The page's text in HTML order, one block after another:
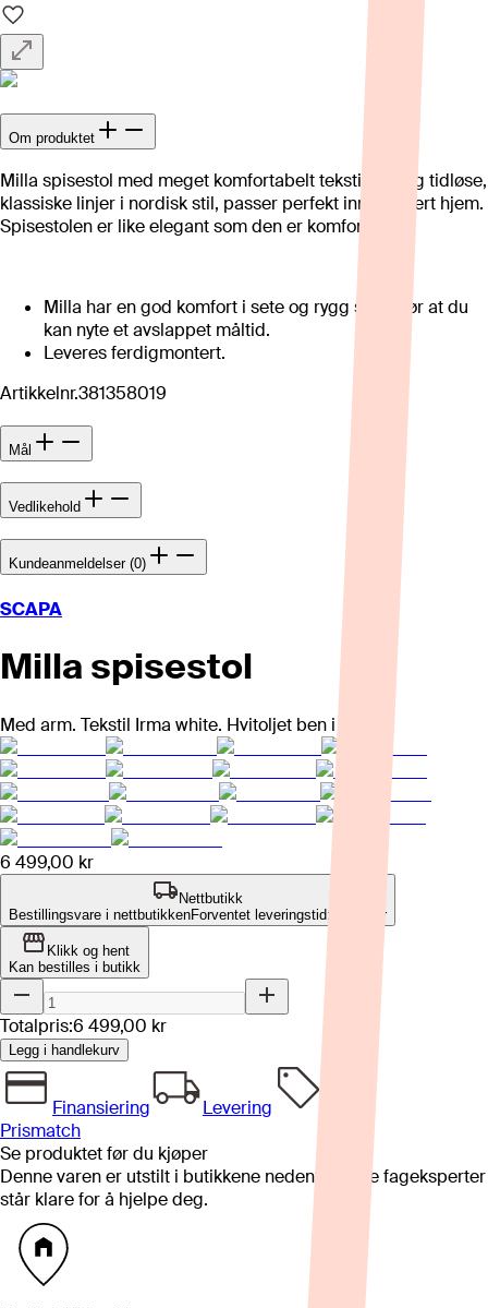
Om produktet
Milla spisestol med meget komfortabelt tekstilsete og tidløse,
klassiske linjer i nordisk stil, passer perfekt inn i ethvert hjem.
Spisestolen er like elegant som den er komfortabel.
Milla har en god komfort i sete og rygg som gjør at du
kan nyte et avslappet måltid.
Leveres ferdigmontert.
Artikkelnr.381358019
Mål
Vedlikehold
Kundeanmeldelser (0)
SCAPA
Milla spisestol
Med arm. Tekstil Irma white. Hvitoljet ben i eik.
6 499,00 kr
Nettbutikk
Bestillingsvare i nettbutikkenForventet leveringstid: 4-8 uker
Klikk og hent
Kan bestilles i butikk
Totalpris:6 499,00 kr
Legg i handlekurv
Finansiering
Levering
Prismatch
Se produktet før du kjøper
Denne varen er utstilt i butikkene nedenfor. Våre fageksperter
står klare for å hjelpe deg.